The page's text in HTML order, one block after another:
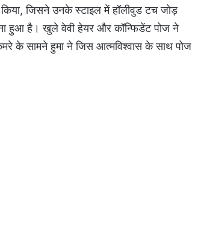
जिसने उनके स्टाइल में हॉलीवुड टच जोड़
हुआ है। खुले वेवी हेयर और कॉन्फिडेंट पोज ने
के सामने हुमा ने जिस आत्मविश्वास के साथ पोज